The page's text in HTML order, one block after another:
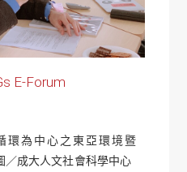
E-Forum
環為中心之東亞環境暨
／成大人文社會科學中心